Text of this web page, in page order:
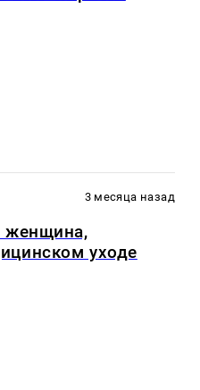
3 месяца назад
женщина,
уходе